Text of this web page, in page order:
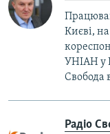
Києві,
УНІАН у
Свобода
Радіо